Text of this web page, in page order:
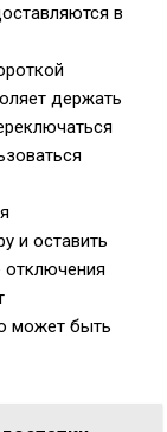
в
держать
и оставить
отключения
может быть